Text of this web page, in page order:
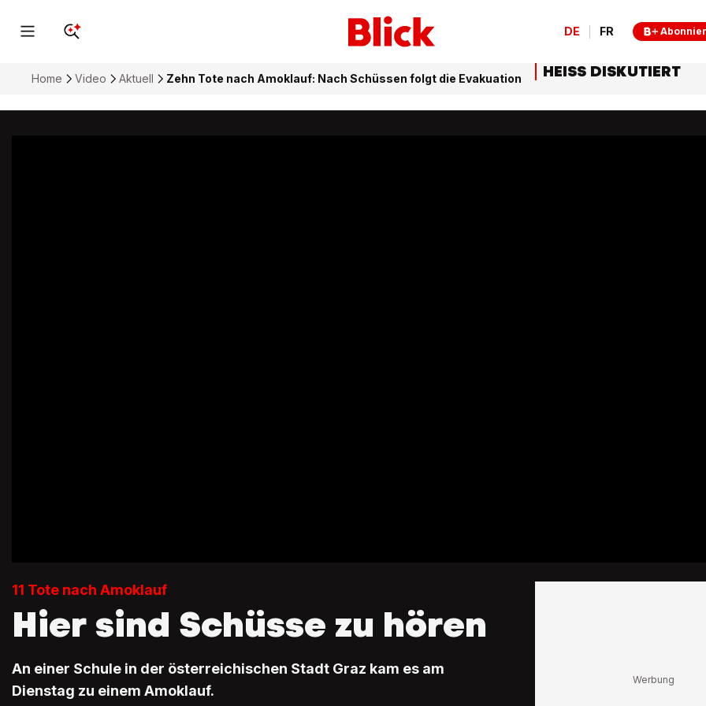
DE FR
Home Video Aktuell Zehn Tote nach Amoklauf: Nach Schüssen folgt die Evakuation
11 Tote nach Amoklauf
Hier sind Schüsse zu hören
An einer Schule in der österreichischen Stadt Graz kam es am
Dienstag zu einem Amoklauf.
HEISS DISKUTIERT